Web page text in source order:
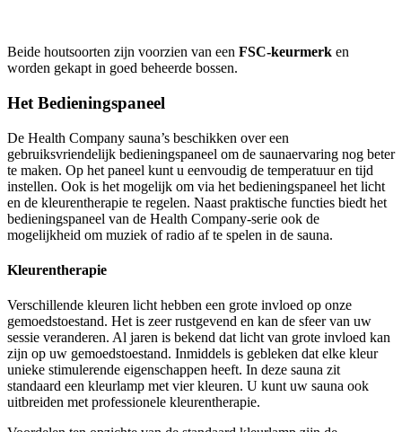
Beide houtsoorten zijn voorzien van een FSC-keurmerk en
worden gekapt in goed beheerde bossen.
Het Bedieningspaneel
De Health Company sauna’s beschikken over een
gebruiksvriendelijk bedieningspaneel om de saunaervaring nog beter
te maken. Op het paneel kunt u eenvoudig de temperatuur en tijd
instellen. Ook is het mogelijk om via het bedieningspaneel het licht
en de kleurentherapie te regelen. Naast praktische functies biedt het
bedieningspaneel van de Health Company-serie ook de
mogelijkheid om muziek of radio af te spelen in de sauna.
Kleurentherapie
Verschillende kleuren licht hebben een grote invloed op onze
gemoedstoestand. Het is zeer rustgevend en kan de sfeer van uw
sessie veranderen. Al jaren is bekend dat licht van grote invloed kan
zijn op uw gemoedstoestand. Inmiddels is gebleken dat elke kleur
unieke stimulerende eigenschappen heeft. In deze sauna zit
standaard een kleurlamp met vier kleuren. U kunt uw sauna ook
uitbreiden met professionele kleurentherapie.